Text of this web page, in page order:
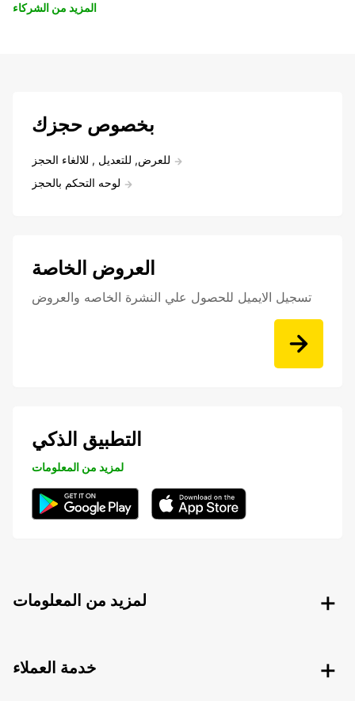
المزيد من الشركاء
بخصوص حجزك
للعرض, للتعديل , للالغاء الحجز
لوحه التحكم بالحجز
العروض الخاصة
تسجيل الايميل للحصول علي النشرة الخاصه والعروض
التطبيق الذكي
لمزيد من المعلومات
لمزيد من المعلومات
خدمة العملاء